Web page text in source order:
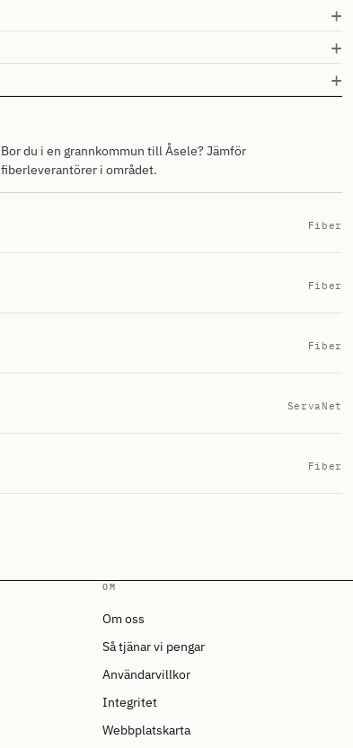
Bor du i en grannkommun till Åsele? Jämför
fiberleverantörer i området.
Fiber
Fiber
Fiber
ServaNet
Fiber
OM
Om oss
Så tjänar vi pengar
Användarvillkor
Integritet
Webbplatskarta